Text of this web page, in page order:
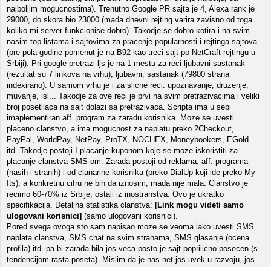
najboljim mogucnostima). Trenutno Google PR sajta je 4, Alexa rank je
29000, do skora bio 23000 (mada dnevni rejting varira zavisno od toga
koliko mi server funkcionise dobro). Takodje se dobro kotira i na svim
nasim top listama i sajtovima za pracenje popularnosti i rejtinga sajtova
(pre pola godine pomenut je na B92 kao treci sajt po NetCraft rejtingu u
Srbiji). Pri google pretrazi ljs je na 1 mestu za reci ljubavni sastanak
(rezultat su 7 linkova na vrhu), ljubavni, sastanak (79800 strana
indexirano). U samom vrhu je i za slicne reci: upoznavanje, druzenje,
muvanje, isl... Takodje za ove reci je prvi na svim pretrazivacima i veliki
broj posetilaca na sajt dolazi sa pretrazivaca. Scripta ima u sebi
imaplementiran aff. program za zaradu korisnika. Moze se uvesti
placeno clanstvo, a ima mogucnost za naplatu preko 2Checkout,
PayPal, WorldPay, NetPay, ProTX, NOCHEX, Moneybookers, EGold
itd. Takodje postoji I placanje kuponom koje se moze iskoristiti za
placanje clanstva SMS-om. Zarada postoji od reklama, aff. programa
(nasih i stranih) i od clanarine korisnika (preko DialUp koji ide preko My-
Its), a konkretnu cifru ne bih da iznosim, mada nije mala. Clanstvo je
recimo 60-70% iz Srbije, ostali iz inostranstva. Ovo je ukratko
specifikacija. Detaljna statistika clanstva: [Link mogu videti samo
ulogovani korisnici] (samo ulogovani korisnici).
Pored svega ovoga sto sam napisao moze se veoma lako uvesti SMS
naplata clanstva, SMS chat na svim stranama, SMS glasanje (ocena
profila) itd. pa bi zarada bila jos veca posto je sajt poprilicno posecen (s
tendencijom rasta poseta). Mislim da je nas net jos uvek u razvoju, jos